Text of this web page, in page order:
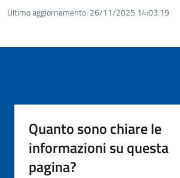
Ultimo aggiornamento: 26/11/2025 14:03.19
Quanto sono chiare le
informazioni su questa
pagina?